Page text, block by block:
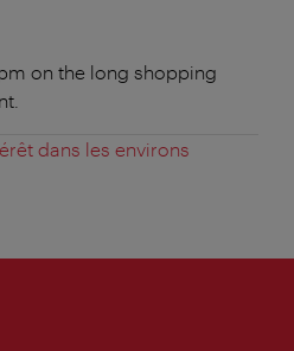
on the long shopping
dans les environs